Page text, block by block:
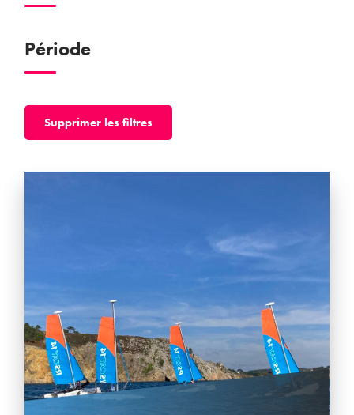
Période
Supprimer les filtres